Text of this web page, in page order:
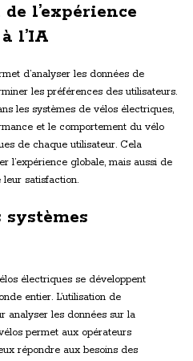
l’expérience
l’IA
d’analyser les données de
les préférences des utilisateurs.
les systèmes de vélos électriques,
et le comportement du vélo
de chaque utilisateur. Cela
l’expérience globale, mais aussi de
satisfaction.
électriques se développent
entier. L’utilisation de
analyser les données sur la
permet aux opérateurs
répondre aux besoins des